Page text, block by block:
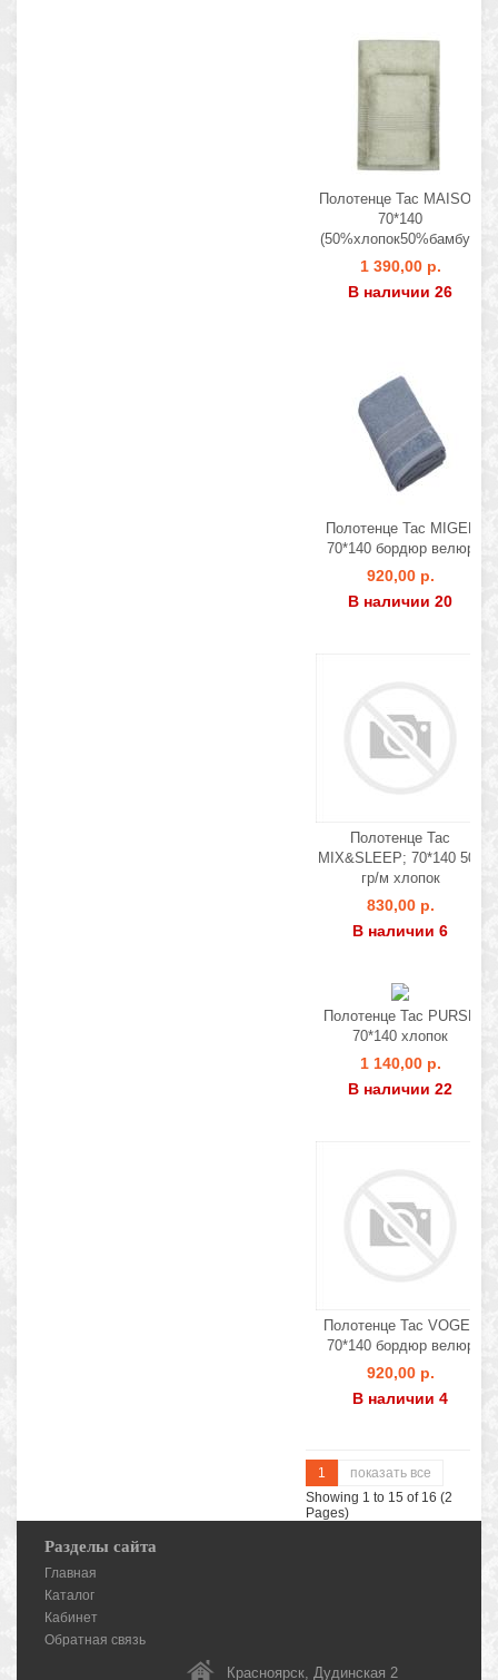
Полотенце Tac MAISON
70*140
(50%хлопок50%бамбук)
1 390,00 р.
В наличии 26
Полотенце Tac MIGEL
70*140 бордюр велюр
920,00 р.
В наличии 20
Полотенце Tac
MIX&SLEEP; 70*140 500
гр/м хлопок
830,00 р.
В наличии 6
Полотенце Tac PURSE
70*140 хлопок
1 140,00 р.
В наличии 22
Полотенце Tac VOGEL
70*140 бордюр велюр
920,00 р.
В наличии 4
1
показать все
Showing 1 to 15 of 16 (2
Pages)
Разделы сайта
Главная
Каталог
Кабинет
Обратная связь
Красноярск, Дудинская 2